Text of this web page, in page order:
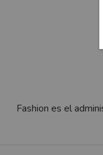
Fashion es el